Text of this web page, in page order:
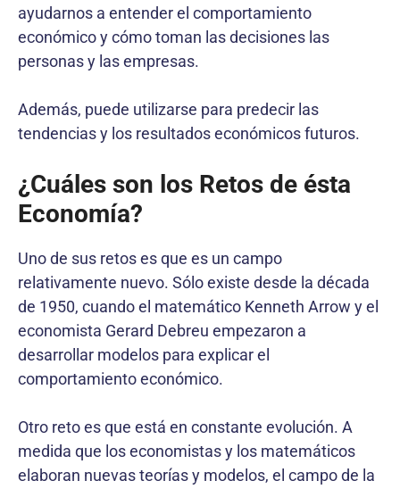
ayudarnos a entender el comportamiento
económico y cómo toman las decisiones las
personas y las empresas.
Además, puede utilizarse para predecir las
tendencias y los resultados económicos futuros.
¿Cuáles son los Retos de ésta
Economía?
Uno de sus retos es que es un campo
relativamente nuevo. Sólo existe desde la década
de 1950, cuando el matemático Kenneth Arrow y el
economista Gerard Debreu empezaron a
desarrollar modelos para explicar el
comportamiento económico.
Otro reto es que está en constante evolución. A
medida que los economistas y los matemáticos
elaboran nuevas teorías y modelos, el campo de la